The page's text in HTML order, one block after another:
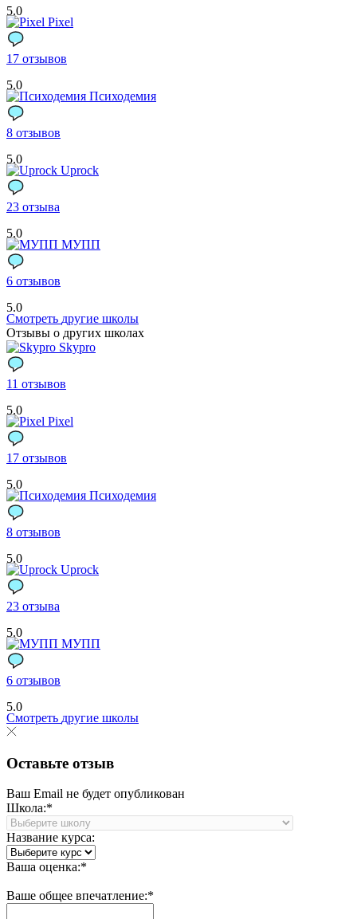
5.0
Pixel
17 отзывов
5.0
Психодемия
8 отзывов
5.0
Uprock
23 отзыва
5.0
МУПП
6 отзывов
5.0
Смотреть другие школы
Отзывы о других школах
Skypro
11 отзывов
5.0
Pixel
17 отзывов
5.0
Психодемия
8 отзывов
5.0
Uprock
23 отзыва
5.0
МУПП
6 отзывов
5.0
Смотреть другие школы
Оставьте отзыв
Ваш Email не будет опубликован
Школа:*
Название курса:
Ваша оценка:*
Ваше общее впечатление:*